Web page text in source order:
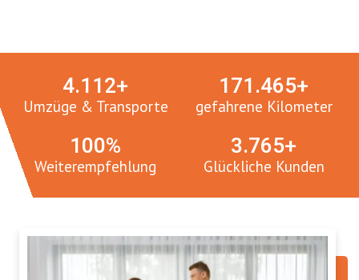
Umzüge & Transporte
4.112+
gefahrene Kilometer
171.465+
Weiterempfehlung
100%
Glückliche Kunden
3.765+